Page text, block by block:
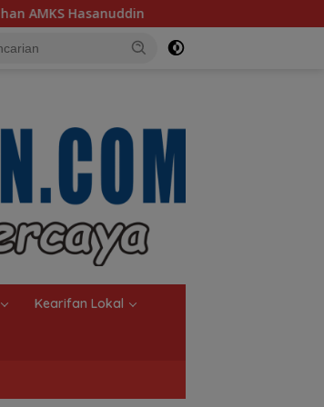
Ketua TP PKK Kalsel, Dorong Kreasi Olahan Ikan
Kearifan Lokal